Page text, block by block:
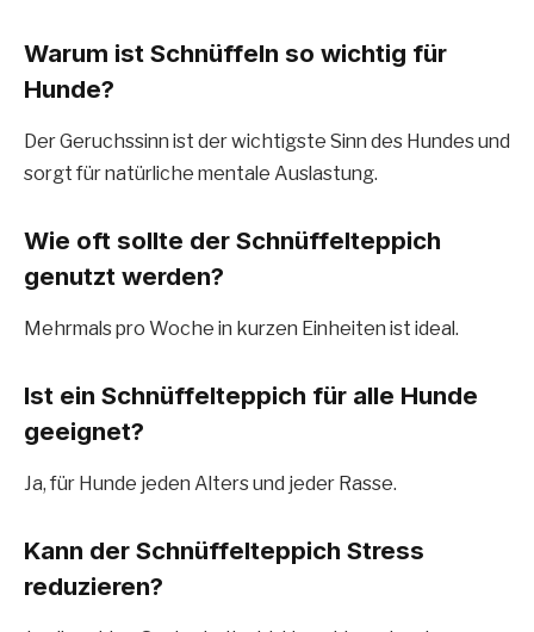
Warum ist Schnüffeln so wichtig für
Hunde?
Der Geruchssinn ist der wichtigste Sinn des Hundes und
sorgt für natürliche mentale Auslastung.
Wie oft sollte der Schnüffelteppich
genutzt werden?
Mehrmals pro Woche in kurzen Einheiten ist ideal.
Ist ein Schnüffelteppich für alle Hunde
geeignet?
Ja, für Hunde jeden Alters und jeder Rasse.
Kann der Schnüffelteppich Stress
reduzieren?